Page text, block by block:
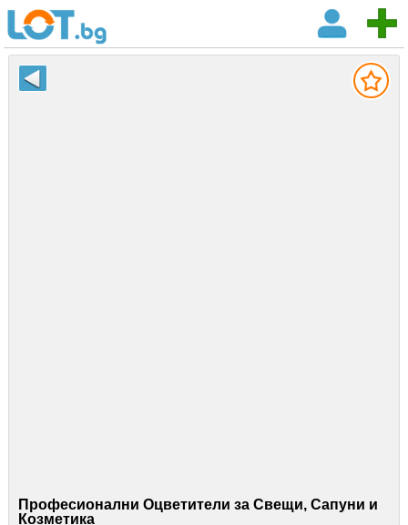
Професионални Оцветители за Свещи, Сапуни и
Козметика